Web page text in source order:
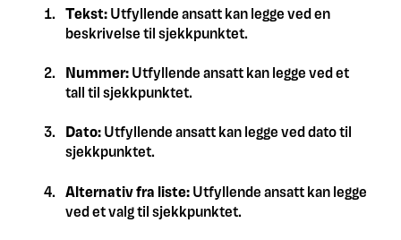
Tekst:Utfyllende ansatt kan legge ved en
beskrivelse til sjekkpunktet.
Nummer:Utfyllende ansatt kan legge ved et
tall til sjekkpunktet.
Dato:Utfyllende ansatt kan legge ved dato til
sjekkpunktet.
Alternativ fra liste:Utfyllende ansatt kan legge
ved et valg til sjekkpunktet.